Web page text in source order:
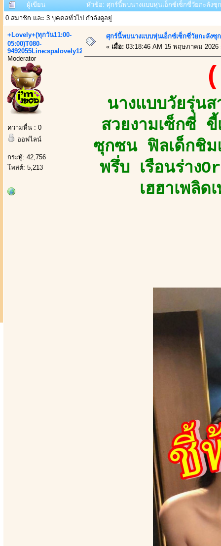
ผู้เขียน
หัวข้อ: ศุกร์นี้พบนางแบบหุ่นเอ็กซ์เซ็กซี่วัยกะลัง
0 สมาชิก และ 3 บุคคลทั่วไป กำลังดูอยู่
+Lovely+(ทุกวัน11:00-
05:00)T080-
9492055Line:spalovely123
Moderator
ความหื่น : 0
ออฟไลน์
กระทู้: 42,756
โพสต์: 5,213
ศุกร์นี้พบนางแบบหุ่นเอ็กซ์เซ็กซี่วัยกะลัง
« เมื่อ: 03:18:46 AM 15 พฤษภาคม 2026
นางแบบวัยรุ่น
สวยงามเซ็กซี่ ขี้
ซุกซน ฟิลเด็กชิม
พรึ่บ เรือนร่าง
เฮฮาเพลิด